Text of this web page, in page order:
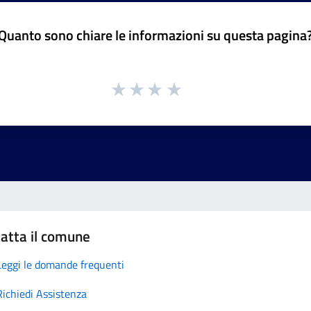
sono chiare le informazioni su questa
il comune
le domande frequenti
Assistenza